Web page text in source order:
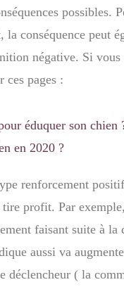
la conséquence peut
négative. Si vous
ces pages :
éduquer son chien
en 2020 ?
renforcement
profit. Par
faisant suite à
aussi va
déclencheur ( la